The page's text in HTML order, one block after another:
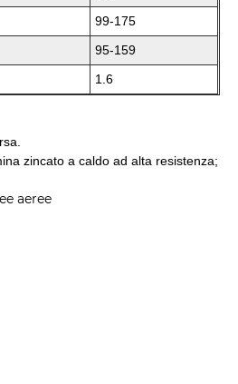
99-175
95-159
1.6
zincato a caldo ad alta resistenza;
aeree